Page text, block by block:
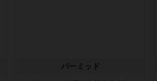
パーミッド